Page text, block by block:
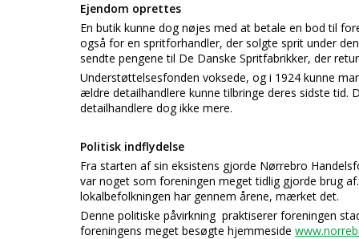
Ejendom oprettes
En butik kunne dog nøjes med at betale en bod til
også for en spritforhandler, der solgte sprit under
sendte pengene til De Danske Spritfabrikker, der
Understøttelsesfonden voksede, og i 1924 kunne
ældre detailhandlere kunne tilbringe deres sidste tid.
detailhandlere dog ikke mere.
Politisk indflydelse
Fra starten af sin eksistens gjorde Nørrebro
var noget som foreningen meget tidlig gjorde brug
lokalbefolkningen har gennem årene, mærket det.
Denne politiske påvirkning praktiserer foreningen
foreningens meget besøgte hjemmeside